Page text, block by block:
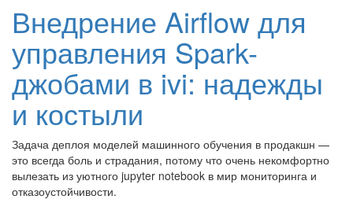
Внедрение Airflow для
управления Spark-
джобами в ivi: надежды
и костыли
Задача деплоя моделей машинного обучения в продакшн —
это всегда боль и страдания, потому что очень некомфортно
вылезать из уютного jupyter notebook в мир мониторинга и
отказоустойчивости.